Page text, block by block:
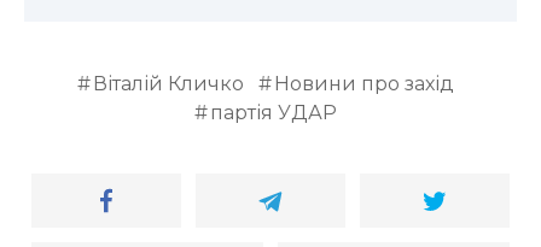
Віталій Кличко
Новини про захід
партія УДАР